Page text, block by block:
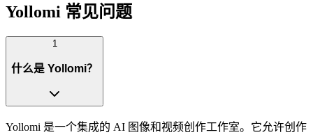
Yollomi 常见问题
1
什么是 Yollomi？
Yollomi 是一个集成的 AI 图像和视频创作工作室。它允许创作